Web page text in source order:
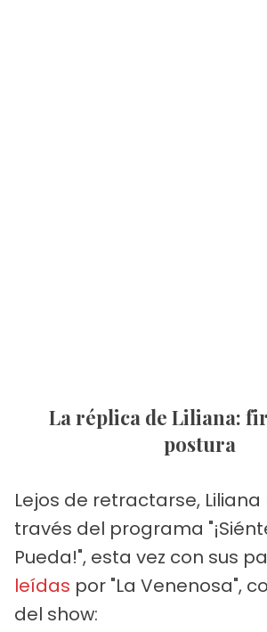
La réplica de Liliana: firme en su
postura
Lejos de retractarse,
través del programa
Pueda!", esta vez con sus
leídas por "La Venenosa",
del show: